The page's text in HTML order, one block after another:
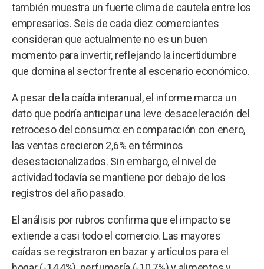
también muestra un fuerte clima de cautela entre los
empresarios. Seis de cada diez comerciantes
consideran que actualmente no es un buen
momento para invertir, reflejando la incertidumbre
que domina al sector frente al escenario económico.
A pesar de la caída interanual, el informe marca un
dato que podría anticipar una leve desaceleración del
retroceso del consumo: en comparación con enero,
las ventas crecieron 2,6% en términos
desestacionalizados. Sin embargo, el nivel de
actividad todavía se mantiene por debajo de los
registros del año pasado.
El análisis por rubros confirma que el impacto se
extiende a casi todo el comercio. Las mayores
caídas se registraron en bazar y artículos para el